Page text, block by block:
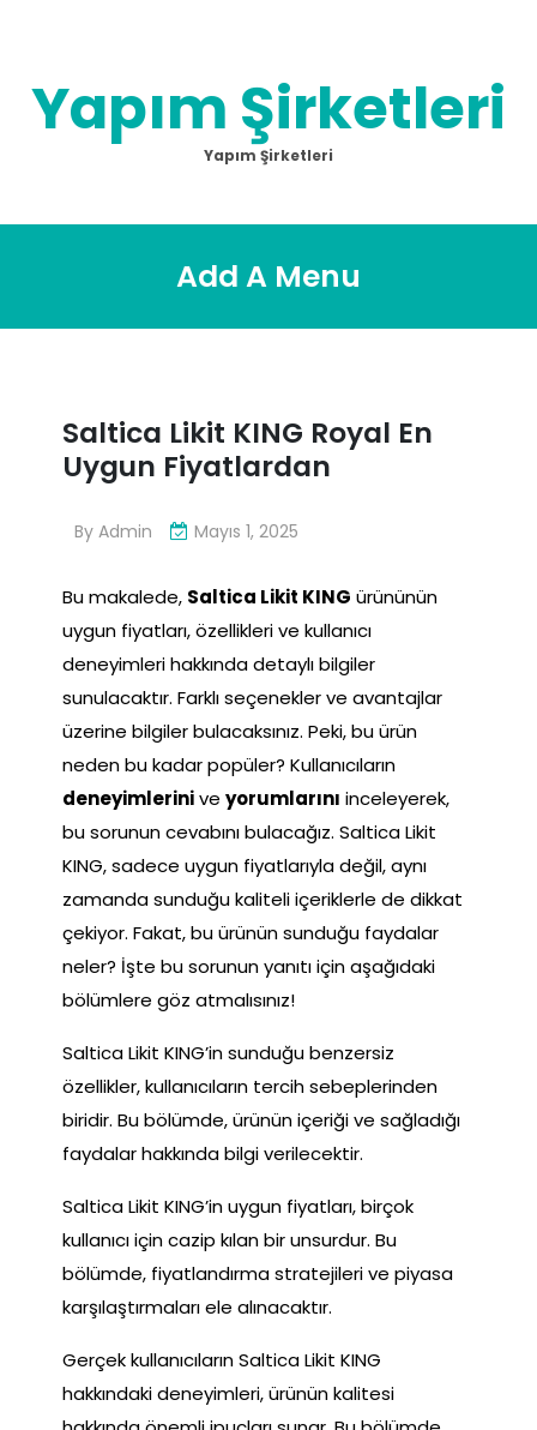
Yapım Şirketleri
Yapım Şirketleri
Add A Menu
Saltica Likit KING Royal En
Uygun Fiyatlardan
By Admin Mayıs 1, 2025
Bu makalede, Saltica Likit KING ürününün
uygun fiyatları, özellikleri ve kullanıcı
deneyimleri hakkında detaylı bilgiler
sunulacaktır. Farklı seçenekler ve avantajlar
üzerine bilgiler bulacaksınız. Peki, bu ürün
neden bu kadar popüler? Kullanıcıların
deneyimlerinive yorumlarını inceleyerek,
bu sorunun cevabını bulacağız. Saltica Likit
KING, sadece uygun fiyatlarıyla değil, aynı
zamanda sunduğu kaliteli içeriklerle de dikkat
çekiyor. Fakat, bu ürünün sunduğu faydalar
neler? İşte bu sorunun yanıtı için aşağıdaki
bölümlere göz atmalısınız!
Saltica Likit KING’in sunduğu benzersiz
özellikler, kullanıcıların tercih sebeplerinden
biridir. Bu bölümde, ürünün içeriği ve sağladığı
faydalar hakkında bilgi verilecektir.
Saltica Likit KING’in uygun fiyatları, birçok
kullanıcı için cazip kılan bir unsurdur. Bu
bölümde, fiyatlandırma stratejileri ve piyasa
karşılaştırmaları ele alınacaktır.
Gerçek kullanıcıların Saltica Likit KING
hakkındaki deneyimleri, ürünün kalitesi